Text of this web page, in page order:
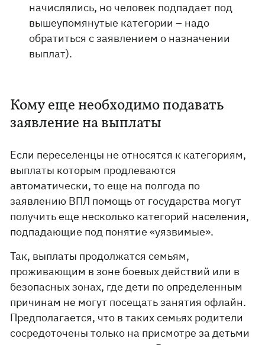
начислялись, но человек подпадает под
вышеупомянутые категории – надо
обратиться с заявлением о назначении
выплат).
Кому еще необходимо подавать
заявление на выплаты
Если переселенцы не относятся к категориям,
выплаты которым продлеваются
автоматически, то еще на полгода по
заявлению ВПЛ помощь от государства могут
получить еще несколько категорий населения,
подпадающие под понятие «уязвимые».
Так, выплаты продолжатся семьям,
проживающим в зоне боевых действий или в
безопасных зонах, где дети по определенным
причинам не могут посещать занятия офлайн.
Предполагается, что в таких семьях родители
сосредоточены только на присмотре за детьми